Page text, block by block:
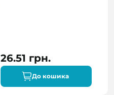
26.51 грн.
До кошика